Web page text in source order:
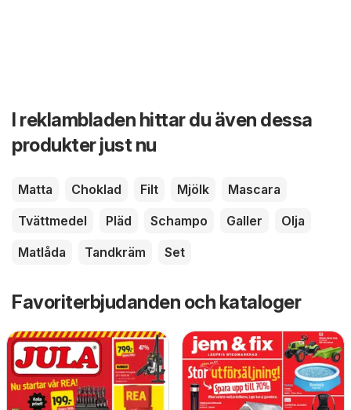
I reklambladen hittar du även dessa
produkter just nu
Matta Choklad Filt Mjölk
Mascara
Tvättmedel
Pläd Schampo Galler
Olja
Matlåda
Tandkräm Set
Favoriterbjudanden och kataloger